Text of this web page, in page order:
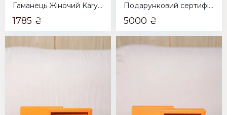
Гаманець Жіночий Karya бордовий з пудровим
1785 ₴
Подарунковий сертифікат на 5000грн
5000 ₴